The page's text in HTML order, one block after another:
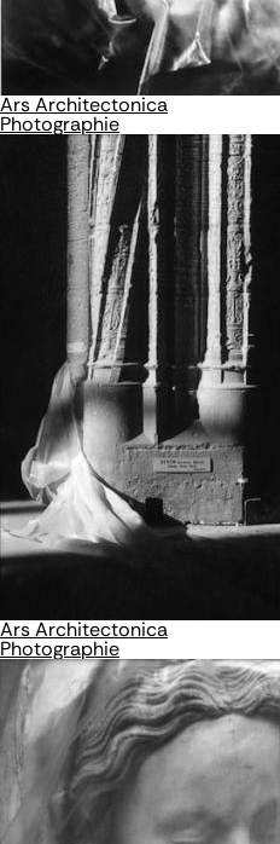
Ars Architectonica
Photographie
Ars Architectonica
Photographie